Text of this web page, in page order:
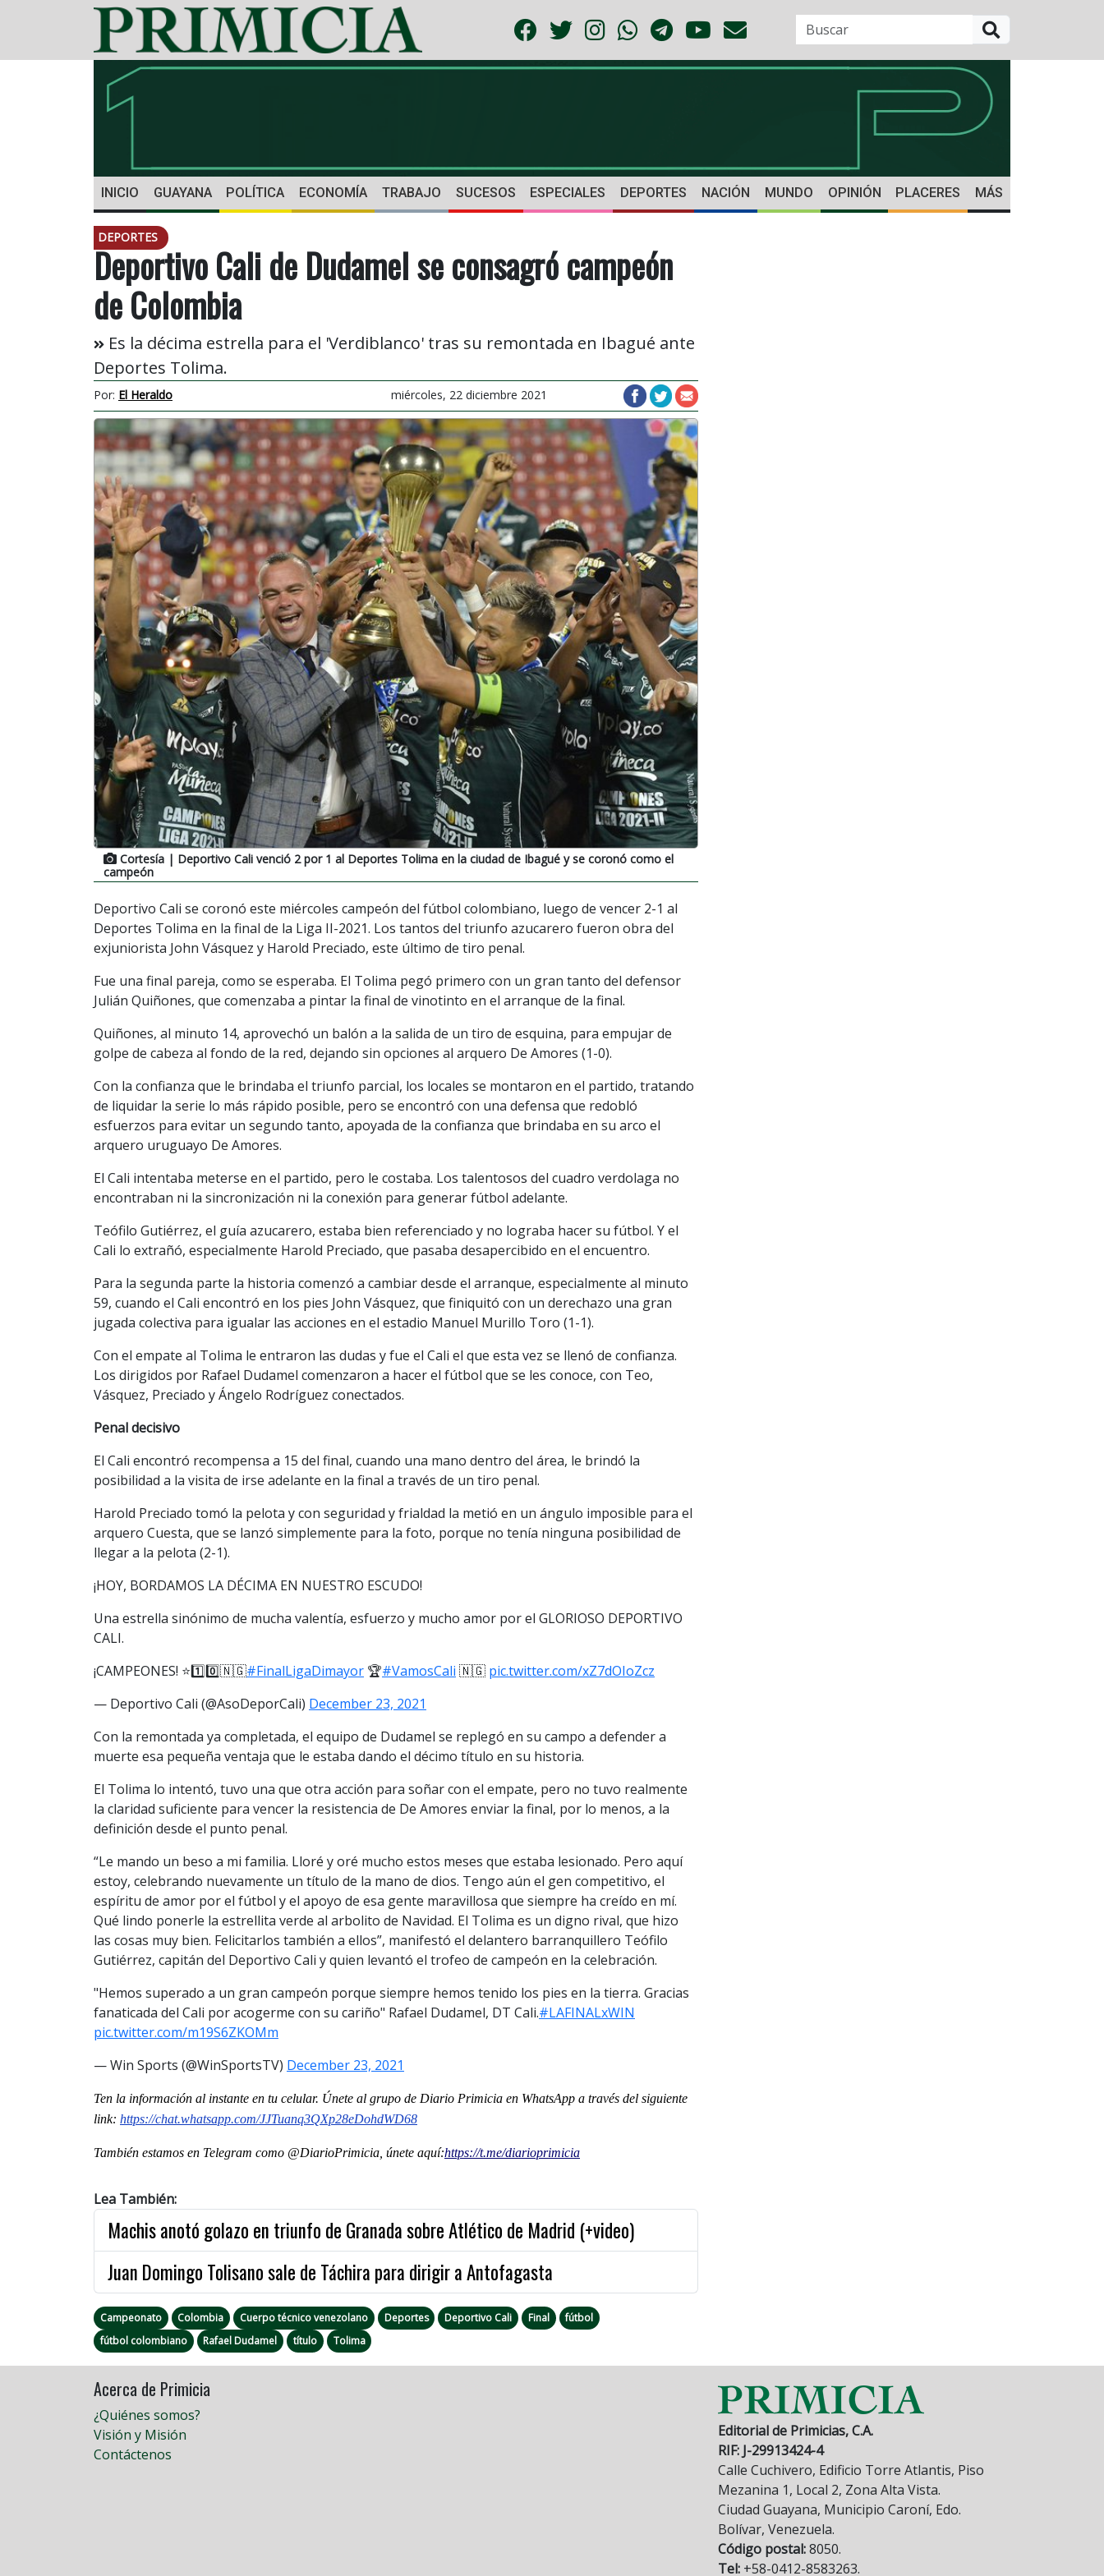
INICIO GUAYANA POLÍTICA ECONOMÍA TRABAJO SUCESOS ESPECIALES DEPORTES NACIÓN MUNDO OPINIÓN PLACERES MÁS
DEPORTES
Deportivo Cali de Dudamel se consagró campeón
de Colombia
Es la décima estrella para el 'Verdiblanco' tras su remontada en Ibagué ante
Deportes Tolima.
Por: El Heraldo miércoles, 22 diciembre 2021
Cortesía | Deportivo Cali venció 2 por 1 al Deportes Tolima en la ciudad de Ibagué y se coronó como el
campeón
Deportivo Cali se coronó este miércoles campeón del fútbol colombiano, luego de vencer 2-1 al
Deportes Tolima en la final de la Liga II-2021. Los tantos del triunfo azucarero fueron obra del
exjuniorista John Vásquez y Harold Preciado, este último de tiro penal.
Fue una final pareja, como se esperaba. El Tolima pegó primero con un gran tanto del defensor
Julián Quiñones, que comenzaba a pintar la final de vinotinto en el arranque de la final.
Quiñones, al minuto 14, aprovechó un balón a la salida de un tiro de esquina, para empujar de
golpe de cabeza al fondo de la red, dejando sin opciones al arquero De Amores (1-0).
Con la confianza que le brindaba el triunfo parcial, los locales se montaron en el partido, tratando
de liquidar la serie lo más rápido posible, pero se encontró con una defensa que redobló
esfuerzos para evitar un segundo tanto, apoyada de la confianza que brindaba en su arco el
arquero uruguayo De Amores.
El Cali intentaba meterse en el partido, pero le costaba. Los talentosos del cuadro verdolaga no
encontraban ni la sincronización ni la conexión para generar fútbol adelante.
Teófilo Gutiérrez, el guía azucarero, estaba bien referenciado y no lograba hacer su fútbol. Y el
Cali lo extrañó, especialmente Harold Preciado, que pasaba desapercibido en el encuentro.
Para la segunda parte la historia comenzó a cambiar desde el arranque, especialmente al minuto
59, cuando el Cali encontró en los pies John Vásquez, que finiquitó con un derechazo una gran
jugada colectiva para igualar las acciones en el estadio Manuel Murillo Toro (1-1).
Con el empate al Tolima le entraron las dudas y fue el Cali el que esta vez se llenó de confianza.
Los dirigidos por Rafael Dudamel comenzaron a hacer el fútbol que se les conoce, con Teo,
Vásquez, Preciado y Ángelo Rodríguez conectados.
Penal decisivo
El Cali encontró recompensa a 15 del final, cuando una mano dentro del área, le brindó la
posibilidad a la visita de irse adelante en la final a través de un tiro penal.
Harold Preciado tomó la pelota y con seguridad y frialdad la metió en un ángulo imposible para el
arquero Cuesta, que se lanzó simplemente para la foto, porque no tenía ninguna posibilidad de
llegar a la pelota (2-1).
¡HOY, BORDAMOS LA DÉCIMA EN NUESTRO ESCUDO!
Una estrella sinónimo de mucha valentía, esfuerzo y mucho amor por el GLORIOSO DEPORTIVO
CALI.
¡CAMPEONES! ⭐️1️⃣0️⃣🇳🇬#FinalLigaDimayor 🏆#VamosCali 🇳🇬 pic.twitter.com/xZ7dOIoZcz
— Deportivo Cali (@AsoDeporCali) December 23, 2021
Con la remontada ya completada, el equipo de Dudamel se replegó en su campo a defender a
muerte esa pequeña ventaja que le estaba dando el décimo título en su historia.
El Tolima lo intentó, tuvo una que otra acción para soñar con el empate, pero no tuvo realmente
la claridad suficiente para vencer la resistencia de De Amores enviar la final, por lo menos, a la
definición desde el punto penal.
“Le mando un beso a mi familia. Lloré y oré mucho estos meses que estaba lesionado. Pero aquí
estoy, celebrando nuevamente un título de la mano de dios. Tengo aún el gen competitivo, el
espíritu de amor por el fútbol y el apoyo de esa gente maravillosa que siempre ha creído en mí.
Qué lindo ponerle la estrellita verde al arbolito de Navidad. El Tolima es un digno rival, que hizo
las cosas muy bien. Felicitarlos también a ellos”, manifestó el delantero barranquillero Teófilo
Gutiérrez, capitán del Deportivo Cali y quien levantó el trofeo de campeón en la celebración.
"Hemos superado a un gran campeón porque siempre hemos tenido los pies en la tierra. Gracias
fanaticada del Cali por acogerme con su cariño" Rafael Dudamel, DT Cali.#LAFINALxWIN
pic.twitter.com/m19S6ZKOMm
— Win Sports (@WinSportsTV) December 23, 2021
Ten la información al instante en tu celular. Únete al grupo de Diario Primicia en WhatsApp a través del siguiente
link: https://chat.whatsapp.com/JJTuanq3QXp28eDohdWD68
También estamos en Telegram como @DiarioPrimicia, únete aquí:https://t.me/diarioprimicia
Lea También:
Machis anotó golazo en triunfo de Granada sobre Atlético de Madrid (+video)
Juan Domingo Tolisano sale de Táchira para dirigir a Antofagasta
Campeonato Colombia Cuerpo técnico venezolano Deportes Deportivo Cali Final
fútbol
fútbol colombiano
Rafael Dudamel título Tolima
Acerca de Primicia
¿Quiénes somos?
Visión y Misión
Contáctenos
Editorial de Primicias, C.A.
RIF: J-29913424-4
Calle Cuchivero, Edificio Torre Atlantis, Piso
Mezanina 1, Local 2, Zona Alta Vista.
Ciudad Guayana, Municipio Caroní, Edo.
Bolívar, Venezuela.
Código postal:8050.
Tel: +58-0412-8583263.